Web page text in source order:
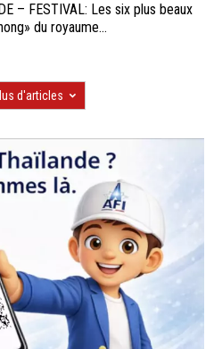
– FESTIVAL: Les six plus beaux
du royaume...
d'articles